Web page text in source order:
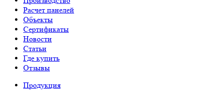
форматов
складских
комплексов,
возведение
объек
Расчет панелей
Объекты
Сертификаты
Новости
Статьи
Где купить
Отзывы
Продукция